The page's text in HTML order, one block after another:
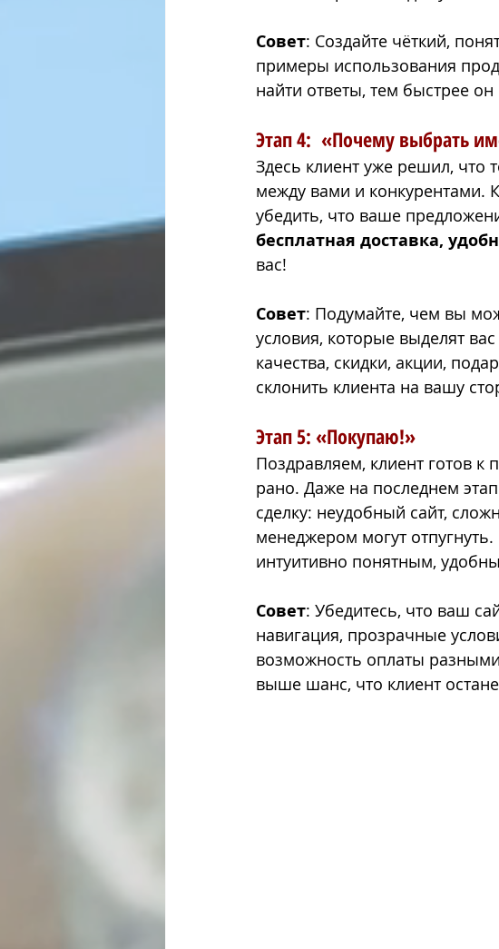
Совет: Создайте чёткий,
примеры использования
найти ответы, тем быстрее
Этап 4: «Почему выбрать
Здесь клиент уже решил, что
между вами и конкурентами.
убедить, что ваше
бесплатная доставка,
вас!
Совет: Подумайте, чем вы
условия, которые выделят
качества, скидки, акции,
склонить клиента на вашу
Этап 5: «Покупаю!»
Поздравляем, клиент готов
рано. Даже на последнем
сделку: неудобный сайт,
менеджером могут
интуитивно понятным,
Совет: Убедитесь, что ваш
навигация, прозрачные
возможность оплаты
выше шанс, что клиент